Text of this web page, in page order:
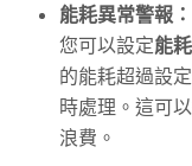
能耗異常警報：
您可以設定能
的能耗超過設
時處理。這可
浪費。